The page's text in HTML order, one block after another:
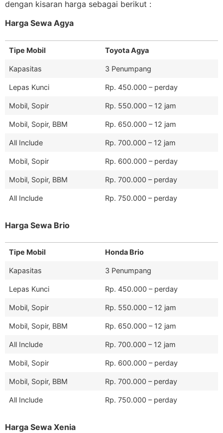
dengan kisaran harga sebagai berikut :
Harga Sewa Agya
Tipe Mobil Toyota Agya
Kapasitas 3 Penumpang
Lepas Kunci Rp. 450.000 – perday
Mobil, Sopir Rp. 550.000 – 12 jam
Mobil, Sopir, BBM Rp. 650.000 – 12 jam
All Include Rp. 700.000 – 12 jam
Mobil, Sopir Rp. 600.000 – perday
Mobil, Sopir, BBM Rp. 700.000 – perday
All Include Rp. 750.000 – perday
Harga Sewa Brio
Tipe Mobil Honda Brio
Kapasitas 3 Penumpang
Lepas Kunci Rp. 450.000 – perday
Mobil, Sopir Rp. 550.000 – 12 jam
Mobil, Sopir, BBM Rp. 650.000 – 12 jam
All Include Rp. 700.000 – 12 jam
Mobil, Sopir Rp. 600.000 – perday
Mobil, Sopir, BBM Rp. 700.000 – perday
All Include Rp. 750.000 – perday
Harga Sewa Xenia